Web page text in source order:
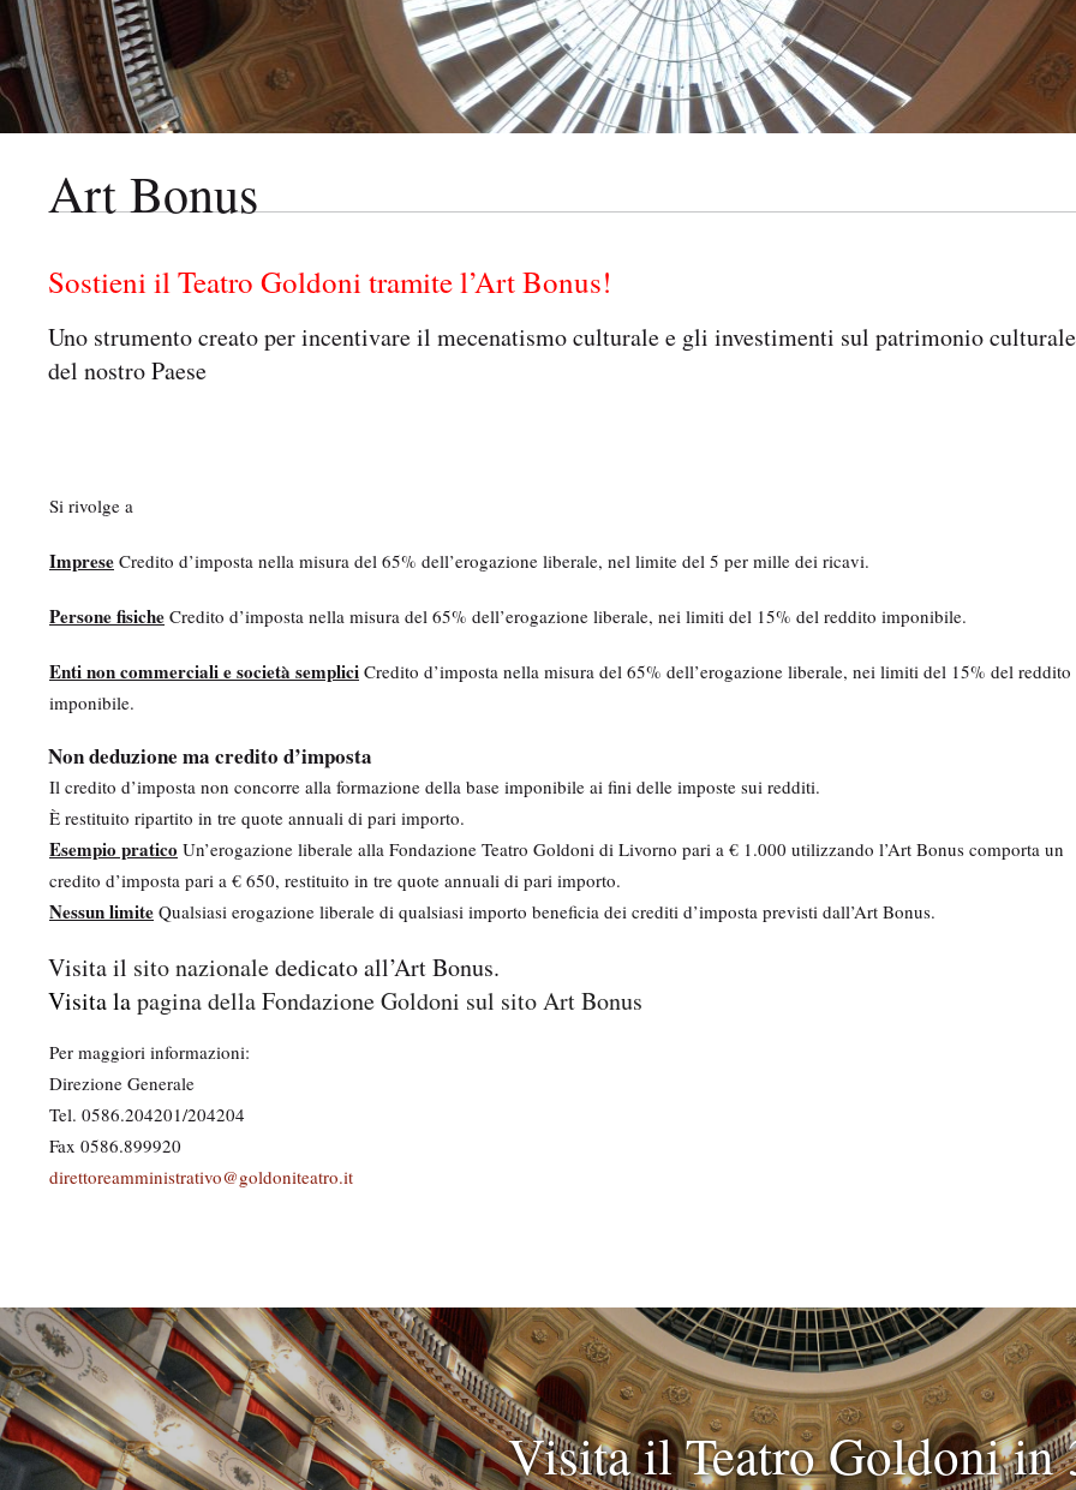
a
l
e
Art Bonus
Sostieni il Teatro Goldoni tramite l’Art Bonus!
Uno strumento creato per incentivare il mecenatismo culturale e gli investimenti sul patrimonio culturale
del nostro Paese
Si rivolge a
Imprese Credito d’imposta nella misura del 65% dell’erogazione liberale, nel limite del 5 per mille dei ricavi.
Persone fisiche Credito d’imposta nella misura del 65% dell’erogazione liberale, nei limiti del 15% del reddito imponibile.
Enti non commerciali e società semplici Credito d’imposta nella misura del 65% dell’erogazione liberale, nei limiti del 15% del reddito
imponibile.
Non deduzione ma credito d’imposta
Il credito d’imposta non concorre alla formazione della base imponibile ai fini delle imposte sui redditi.
È restituito ripartito in tre quote annuali di pari importo.
Esempio pratico Un’erogazione liberale alla Fondazione Teatro Goldoni di Livorno pari a € 1.000 utilizzando l’Art Bonus comporta un
credito d’imposta pari a € 650, restituito in tre quote annuali di pari importo.
Nessun limite Qualsiasi erogazione liberale di qualsiasi importo beneficia dei crediti d’imposta previsti dall’Art Bonus.
Visita il sito nazionalededicato all’Art Bonus.
Visita lapagina della Fondazione Goldoni sul sito Art Bonus
Per maggiori informazioni:
Direzione Generale
Tel. 0586.204201/204204
Fax 0586.899920
direttoreamministrativo@goldoniteatro.it
Visita il Teatro Goldoni in